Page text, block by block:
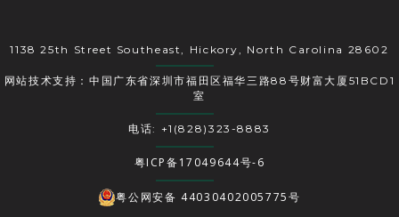
1138 25th Street Southeast, Hickory, North Carolina 28602
网站技术支持：中国广东省深圳市福田区福华三路88号财富大厦51BCD1
室
电话: +1(828)323-8883
粤ICP备17049644号-6
粤公网安备 44030402005775号